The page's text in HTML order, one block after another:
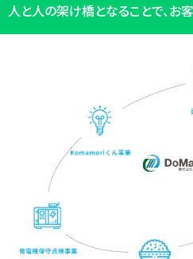
人と人の架け橋となることで、お